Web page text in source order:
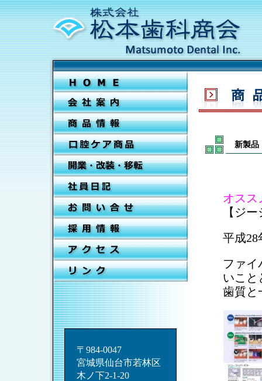
〒984-0047
宮城県仙台市若林区
木ノ下2-1-20
新製品
オスス
【ジ
平成28
ファイ
いこと
歯質と